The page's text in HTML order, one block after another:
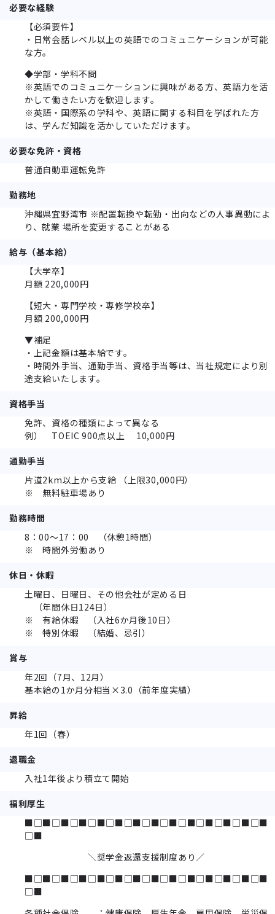
必要な経験
【必須要件】
・日常会話レベル以上の英語でのコミュニケーションが可能
な方。
◆学部・学科不問
※英語でのコミュニケーションに興味がある方、英語力を活
かして働きたい方を歓迎します。
※英語・国際系の学科や、英語に関する科目を学ばれた方
は、学んだ知識を活かしていただけます。
必要な免許・資格
普通自動車運転免許
勤務地
沖縄県宜野湾市 ※配置転換や転勤・出向などの人事異動によ
り、就業 場所を変更することがある
給与（基本給）
【大学卒】
月額 220,000円
【短大・専門学校・専修学校卒】
月額 200,000円
▼補足
・上記金額は基本給です。
・時間外手当、通勤手当、資格手当等は、当社規定により別
途支給いたします。
資格手当
免許、資格の種類によって異なる
例） TOEIC 900点以上 10,000円
通勤手当
片道2km以上から支給 （上限30,000円）
※ 無料駐車場あり
勤務時間
8：00～17：00 （休憩1時間）
※ 時間外労働あり
休日・休暇
土曜日、日曜日、その他会社が定める日
（年間休日124日）
※ 有給休暇 （入社6か月後10日）
※ 特別休暇 （結婚、忌引）
賞与
年2回（7月、12月）
基本給の1か月分相当×3.0（前年度実績）
昇給
年1回（春）
退職金
入社1年後より積立て開始
福利厚生
■□■□■□■□■□■□■□■□■□■□■□■□■□■
□■
＼奨学金返還支援制度あり／
■□■□■□■□■□■□■□■□■□■□■□■□■□■
□■